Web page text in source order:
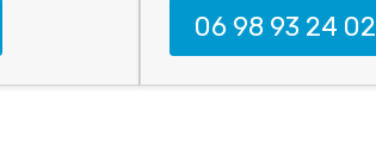
06 98 93 24 02